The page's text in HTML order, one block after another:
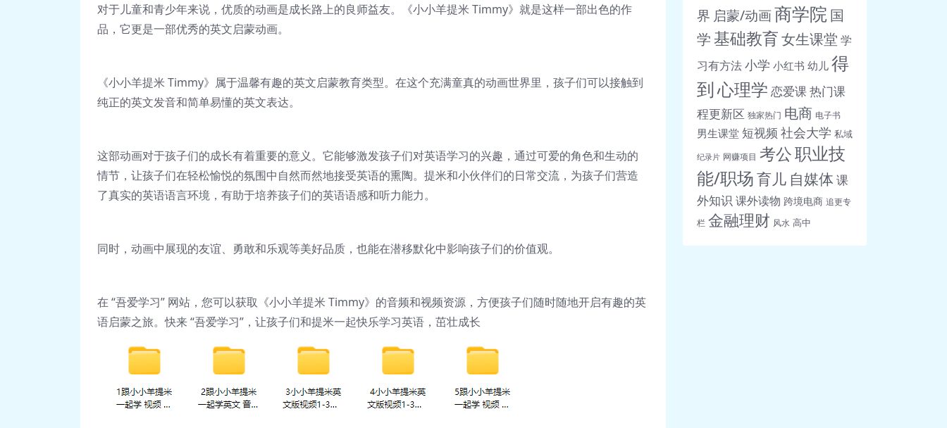
对于儿童和青少年来说，优质的动画是成长路上的良师益友。《小小羊提米 Timmy》就是这样一部出色的作
品，它更是一部优秀的英文启蒙动画。
《小小羊提米 Timmy》属于温馨有趣的英文启蒙教育类型。在这个充满童真的动画世界里，孩子们可以接触到
纯正的英文发音和简单易懂的英文表达。
这部动画对于孩子们的成长有着重要的意义。它能够激发孩子们对英语学习的兴趣，通过可爱的角色和生动的
情节，让孩子们在轻松愉悦的氛围中自然而然地接受英语的熏陶。提米和小伙伴们的日常交流，为孩子们营造
了真实的英语语言环境，有助于培养孩子们的英语语感和听力能力。
同时，动画中展现的友谊、勇敢和乐观等美好品质，也能在潜移默化中影响孩子们的价值观。
在 “吾爱学习” 网站，您可以获取《小小羊提米 Timmy》的音频和视频资源，方便孩子们随时随地开启有趣的英
语启蒙之旅。快来 “吾爱学习”，让孩子们和提米一起快乐学习英语，茁壮成长
界 启蒙/动画商学院国
学 基础教育女生课堂 学
习有方法小学 小红书 幼儿 得
到心理学 恋爱课热门课
程更新区 独家热门 电商 电子书
男生课堂 短视频 社会大学 私域
纪录片 网赚项目 考公职业技
能/职场育儿 自媒体 课
外知识 课外读物 跨境电商 追更专
栏 金融理财 风水 高中